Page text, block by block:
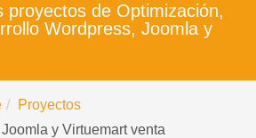
proyectos de Optimización,
Wordpress, Joomla y
Proyectos
y Virtuemart venta